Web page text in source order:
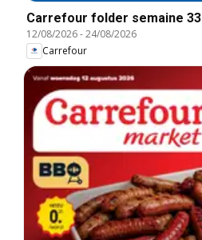
Carrefour folder semaine 33
12/08/2026-24/08/2026
Carrefour